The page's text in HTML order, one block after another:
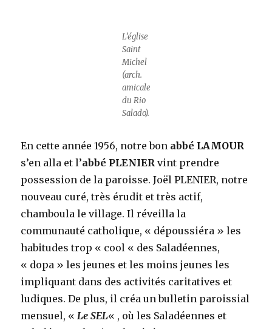
L’église
Saint
Michel
(arch.
amicale
du Rio
Salado).
En cette année 1956, notre bon abbé LAMOUR
s’en alla et l’abbé PLENIER vint prendre
possession de la paroisse. Joël PLENIER, notre
nouveau curé, très érudit et très actif,
chamboula le village. Il réveilla la
communauté catholique, « dépoussiéra » les
habitudes trop « cool « des Saladéennes,
« dopa » les jeunes et les moins jeunes les
impliquant dans des activités caritatives et
ludiques. De plus, il créa un bulletin paroissial
mensuel, « Le SEL« , où les Saladéennes et